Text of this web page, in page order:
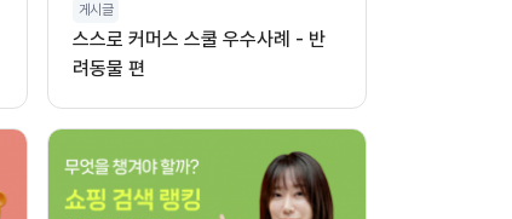
게시글
스스로 커머스 스쿨 우수사례 - 반
려동물 편